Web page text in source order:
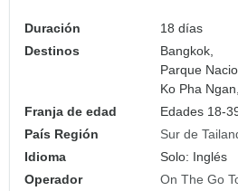
Duración
18 días
Destinos
Bangkok,
Parque
Ko Pha Ngan,
Franja de edad
Edades 18-
País Región
Sur de
Idioma
Solo: Inglés
Operador
On The Go